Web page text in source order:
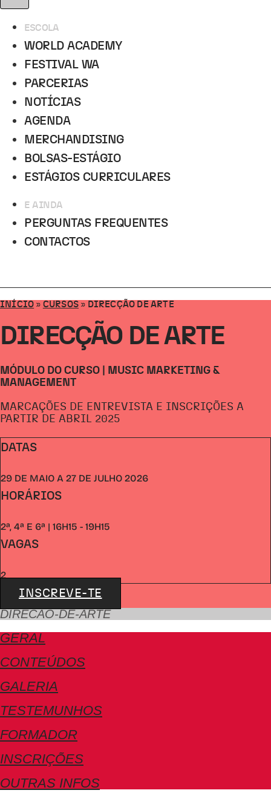
ESCOLA
WORLD ACADEMY
FESTIVAL WA
PARCERIAS
NOTÍCIAS
AGENDA
MERCHANDISING
BOLSAS-ESTÁGIO
ESTÁGIOS CURRICULARES
E AINDA
PERGUNTAS FREQUENTES
CONTACTOS
INÍCIO » CURSOS » DIRECÇÃO DE ARTE
DIRECÇÃO DE ARTE
MÓDULO DO CURSO | MUSIC MARKETING &
MANAGEMENT
MARCAÇÕES DE ENTREVISTA E INSCRIÇÕES A
PARTIR DE ABRIL 2025
DATAS
29 DE MAIO A 27 DE JULHO 2026
HORÁRIOS
2ª, 4ª E 6ª | 16H15 - 19H15
VAGAS
2
INSCREVE-TE
DIRECAO-DE-ARTE
GERAL
CONTEÚDOS
GALERIA
TESTEMUNHOS
FORMADOR
INSCRIÇÕES
OUTRAS INFOS